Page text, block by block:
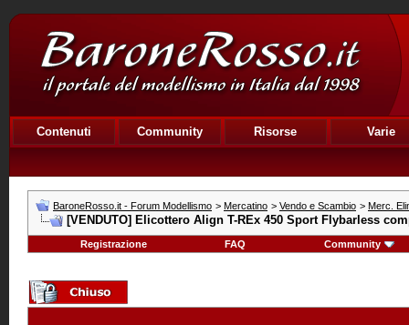
Contenuti Community Risorse Varie
BaroneRosso.it - Forum Modellismo > Mercatino > Vendo e Scambio > Merc.
[VENDUTO] Elicottero Align T-REx 450 Sport Flybarless
Registrazione FAQ Community